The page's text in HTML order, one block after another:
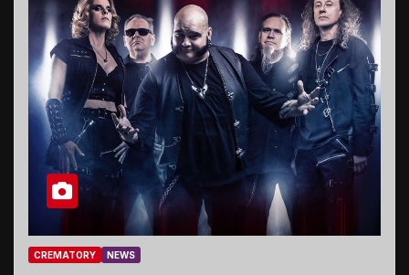
CREMATORY NEWS